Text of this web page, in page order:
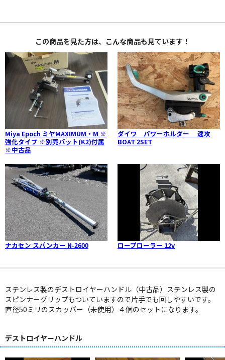
この商品を見た方は、こんな商品も見ています！
Miya Epoch ミヤMAXIMUM・M ※
強化タイプ ※別売バット(K2)付属
※中古品
ダイワ パワーホルダー 速攻
BOAT 2SET
ナカセン スパンカー N-2600 ロープローラー 12v
ステンレス製のデストロイヤーハンドル（中古品）ステンレス製の
スピンナーグリップもついていますので片手でも回しやすいです。
直径50ミリのスカッパー（未使用）４個のセットになります。
デストロイヤーハンドル